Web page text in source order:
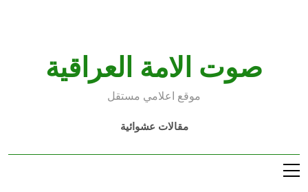
صوت الامة العراقية
موقع اعلامي مستقل
مقالات عشوائية